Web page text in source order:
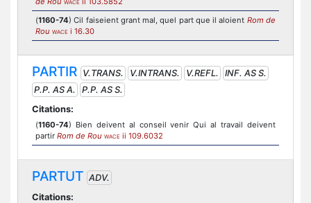
WACE
(1160-74) Cil faiseient grant mal, quel part que il aloient Rom de
Rou WACE i 16.30
PARTIR V.TRANS. V.INTRANS. V.REFL.
INF. AS S.
P.P. AS A.
P.P. AS S.
Citations:
(1160-74) Bien deivent al conseil venir Qui al travail deivent
partir Rom de Rou WACE ii 109.6032
PARTUT ADV.
Citations: